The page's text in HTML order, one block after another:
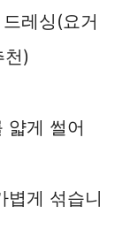
레싱(요거
천)
얇게 썰어
볍게 섞습니